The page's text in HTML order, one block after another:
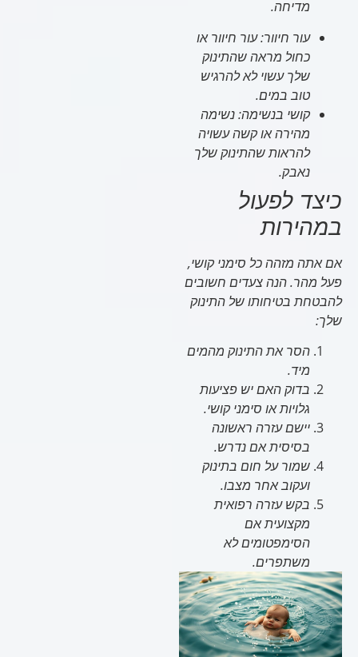
מדיחה.
עור חיוור:עור חיוור או
כחול מראה שהתינוק
שלך עשוי לא להרגיש
טוב במים.
קושי בנשימה:נשימה
מהירה או קשה עשויה
להראות שהתינוק שלך
נאבק.
כיצד לפעול
במהירות
אם אתה מזהה כל סימני קושי,
פעל מהר. הנה צעדים חשובים
להבטחת בטיחותו של התינוק
שלך:
הסר את התינוק מהמים
מיד.
בדוק האם יש פציעות
גלויות או סימני קושי.
יישם עזרה ראשונה
בסיסית אם נדרש.
שמור על חום בתינוק
ועקוב אחר מצבו.
בקש עזרה רפואית
מקצועית אם
הסימפטומים לא
משתפרים.